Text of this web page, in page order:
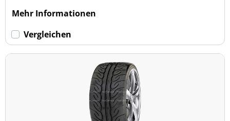
Mehr Informationen
Vergleichen